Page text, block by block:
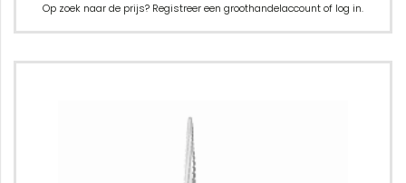
Op zoek naar de prijs? Registreer een groothandelaccount of log in.